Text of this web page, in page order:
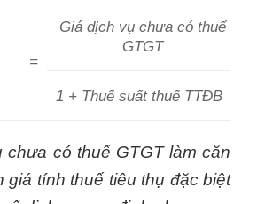
=
Giá dịch vụ chưa có thuế
GTGT
1 + Thuế suất thuế TTĐB
chưa có thuế GTGT làm căn
giá tính thuế tiêu thụ đặc biệt